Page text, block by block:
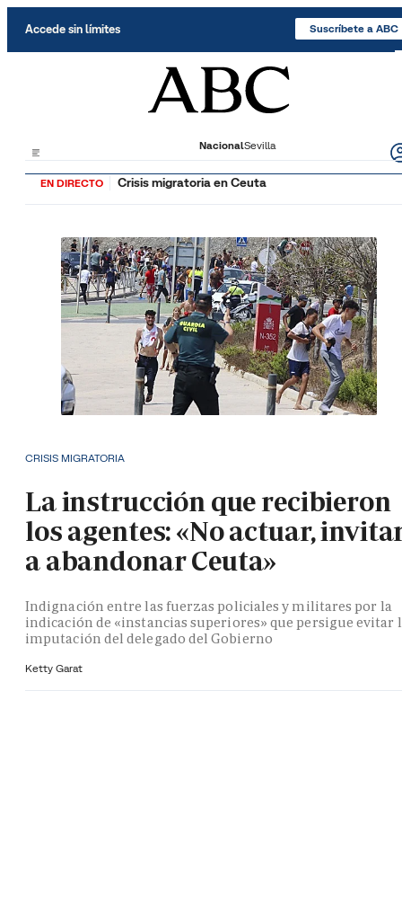
Accede sin límites Suscríbete a ABC
NacionalSevilla
EN DIRECTO Crisis migratoria en Ceuta
CRISIS MIGRATORIA
La instrucción que recibieron
los agentes: «No actuar,
a abandonar Ceuta»
Indignación entre las fuerzas policiales y militares por la
indicación de «instancias superiores» que persigue evitar
imputación del delegado del Gobierno
Ketty Garat